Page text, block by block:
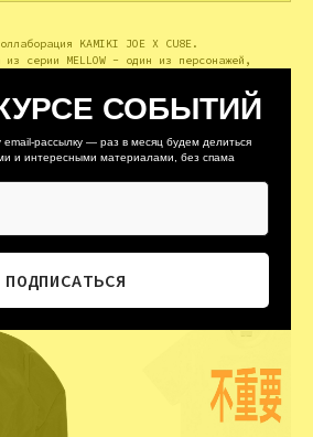
KAMIKI JOE X CU8E.
из серии MELLOW - один из персонажей,
СОБЫТИЙ
рассылку — раз в месяц будем делиться
и интересными материалами, без спама
ПОДПИСАТЬСЯ